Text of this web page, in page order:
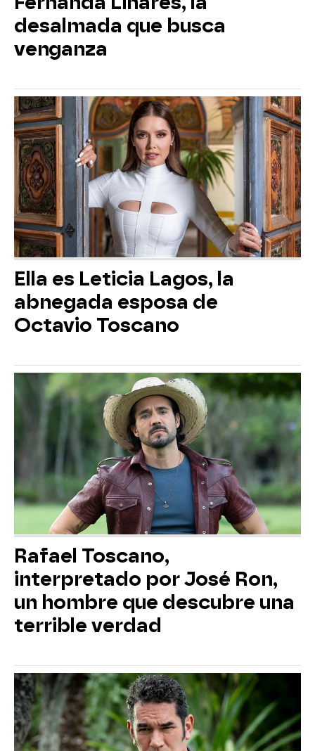
desalmada que busca
venganza
Ella es Leticia Lagos, la
abnegada esposa de
Octavio Toscano
Rafael Toscano,
interpretado por José Ron,
un hombre que descubre una
terrible verdad